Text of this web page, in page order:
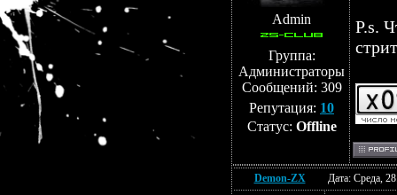
Admin
Группа:
Администраторы
Сообщений: 309
Репутация: 10
Статус: Offline
P.s.
Demon-ZX Дата: Среда,